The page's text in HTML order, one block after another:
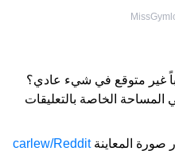
غير متوقع في شيء عادي؟
المساحة الخاصة بالتعليقات
صورة المعاينة carlew/Reddit